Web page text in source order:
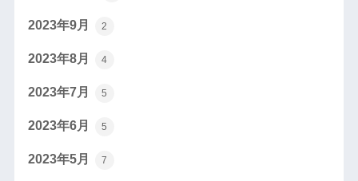
2023年9月 2
2023年8月 4
2023年7月 5
2023年6月 5
2023年5月 7